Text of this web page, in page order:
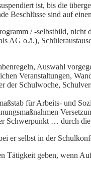
ist, bis die
Beschlüsse sind auf
/ -selbstbild,
AG o.ä.),
Auswahl
Veranstaltungen,
der Schulwoche,
für Arbeits- und
Schwerpunkt … durch
er selbst in der
geben, wenn